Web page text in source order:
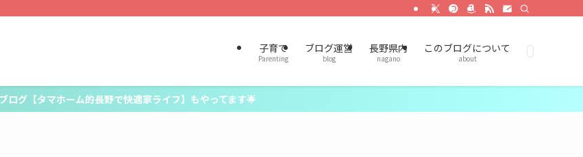
子育て
Parenting
ブログ運営
blog
長野県内
nagano
このブログについて
about
ログ【タマホーム的長野で快適家ライフ】もやってます🌟